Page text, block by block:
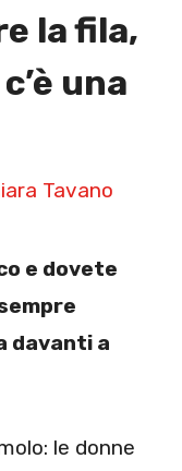
la fila,
una
Tavano
e dovete
davanti a
le donne